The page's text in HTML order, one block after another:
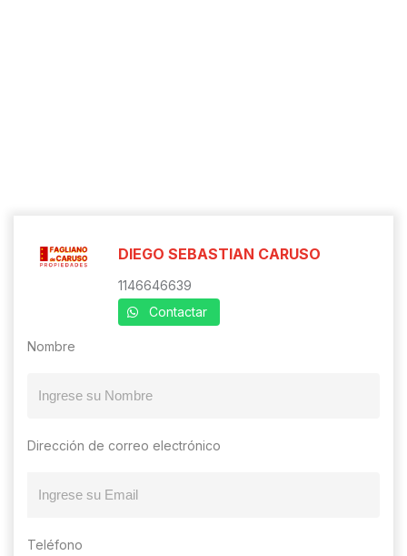
DIEGO SEBASTIAN CARUSO
1146646639
Contactar
Nombre
Dirección de correo electrónico
Teléfono